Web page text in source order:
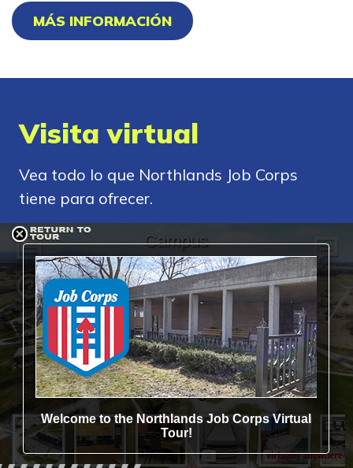
MÁS INFORMACIÓN
Visita virtual
Vea todo lo que Northlands Job Corps
tiene para ofrecer.